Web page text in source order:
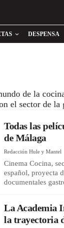
DESPENSA
de la
el sector de
Todas las
de Málaga
Redacción Hule y Mantel
Cinema Cocina,
español, proyecta
documentales
La Academia
la trayectoria